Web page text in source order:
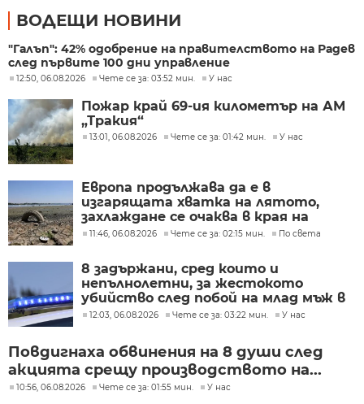
ВОДЕЩИ НОВИНИ
"Галъп": 42% одобрение на правителството на Радев
след първите 100 дни управление
12:50, 06.08.2026 Чете се за: 03:52 мин. У нас
Пожар край 69-ия километър на АМ
„Тракия“
13:01, 06.08.2026 Чете се за: 01:42 мин. У нас
Европа продължава да е в
изгарящата хватка на лятото,
захлаждане се очаква в края на
седмицата
11:46, 06.08.2026 Чете се за: 02:15 мин. По света
8 задържани, сред които и
непълнолетни, за жестокото
убийство след побой на млад мъж в
Пловдив
12:03, 06.08.2026 Чете се за: 03:22 мин. У нас
Повдигнаха обвинения на 8 души след
акцията срещу производството на...
10:56, 06.08.2026 Чете се за: 01:55 мин. У нас